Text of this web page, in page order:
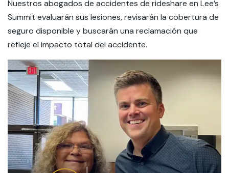
Nuestros abogados de accidentes de rideshare en Lee’s
Summit evaluarán sus lesiones, revisarán la cobertura de
seguro disponible y buscarán una reclamación que
refleje el impacto total del accidente.